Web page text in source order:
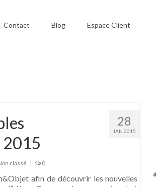
Contact Blog Espace Client
28
JAN 2015
2015
classé | 0
afin de découvrir les nouvelles